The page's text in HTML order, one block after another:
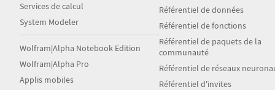
Services de calcul
System Modeler
Wolfram|Alpha Notebook Edition
Wolfram|Alpha Pro
Applis mobiles
Référentiel de données
Référentiel de fonctions
Référentiel de paquets de la
communauté
Référentiel de réseaux
Référentiel d'invites